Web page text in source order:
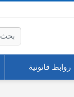
البحث عن:
روابط قانونية